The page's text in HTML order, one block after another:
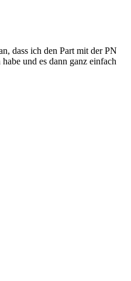
dass ich den Part mit der PN
und es dann ganz einfach